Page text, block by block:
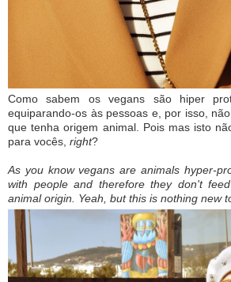
Como sabem os vegans são hiper
equiparando-os às pessoas e, por isso,
que tenha origem animal. Pois mas isto
para vocês, right?
As you know vegans are animals hyper-
with people and therefore they don't
animal origin. Yeah, but this is nothing new